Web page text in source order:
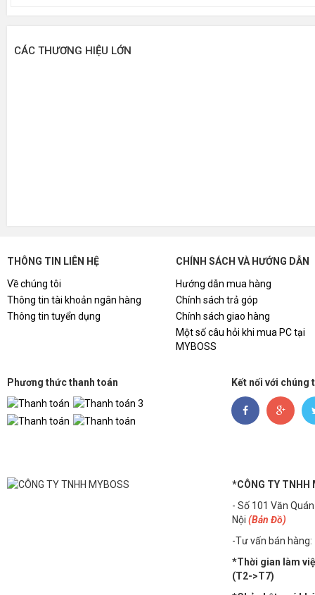
CÁC THƯƠNG HIỆU LỚN
THÔNG TIN LIÊN HỆ
Về chúng tôi
Thông tin tài khoản ngân hàng
Thông tin tuyển dụng
CHÍNH SÁCH VÀ HƯỚNG DẪN
Hướng dẫn mua hàng
Chính sách trả góp
Chính sách giao hàng
Một số câu hỏi khi mua PC tại
MYBOSS
Phương thức thanh toán Kết nối với chúng
*CÔNG TY TNHH
- Số 101 Văn
Nội (Bản Đồ)
-Tư vấn bán hàng:
*Thời gian làm
(T2->T7)